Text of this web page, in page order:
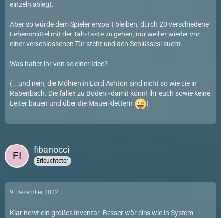
einzeln ablegt.
Aber so würde dem Spieler erspart bleiben, durch 20 verschiedene
Lebensmittel mit der Tab-Taste zu gehen, nur weil er wieder vor
einer verschlossenen Tür steht und den Schlüssesl sucht.
Was haltet ihr von so einer Idee?
(...und nein, die Möhren in Lord Ashton sind nicht so wie die in
Rabenbach. Die fallen zu Boden - damit könnt ihr euch sowie keine
Leiter bauen und über die Mauer klettern
)
fibanocci
Erleuchteter
9. Dezember 2022
Klar nervt ein großes Inventar. Besser wär eins wie in System